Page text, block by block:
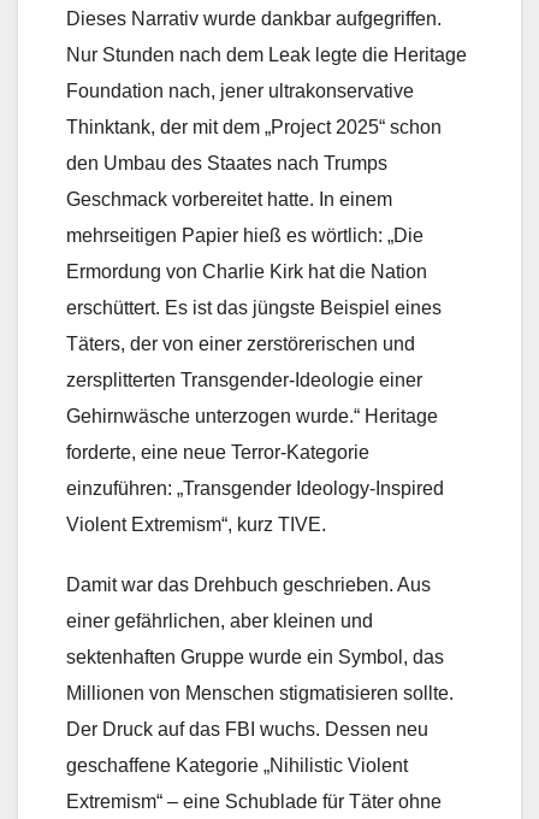
Dieses Narrativ wurde dankbar aufgegriffen.
Nur Stunden nach dem Leak legte die Heritage
Foundation nach, jener ultrakonservative
Thinktank, der mit dem „Project 2025“ schon
den Umbau des Staates nach Trumps
Geschmack vorbereitet hatte. In einem
mehrseitigen Papier hieß es wörtlich: „Die
Ermordung von Charlie Kirk hat die Nation
erschüttert. Es ist das jüngste Beispiel eines
Täters, der von einer zerstörerischen und
zersplitterten Transgender-Ideologie einer
Gehirnwäsche unterzogen wurde.“ Heritage
forderte, eine neue Terror-Kategorie
einzuführen: „Transgender Ideology-Inspired
Violent Extremism“, kurz TIVE.
Damit war das Drehbuch geschrieben. Aus
einer gefährlichen, aber kleinen und
sektenhaften Gruppe wurde ein Symbol, das
Millionen von Menschen stigmatisieren sollte.
Der Druck auf das FBI wuchs. Dessen neu
geschaffene Kategorie „Nihilistic Violent
Extremism“ – eine Schublade für Täter ohne